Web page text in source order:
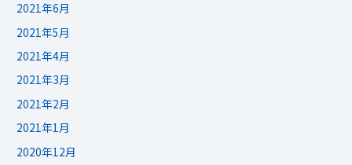
2021年6月
2021年5月
2021年4月
2021年3月
2021年2月
2021年1月
2020年12月